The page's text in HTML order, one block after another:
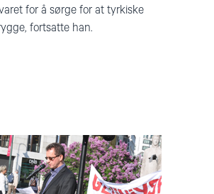
for å sørge for at tyrkiske
fortsatte han.